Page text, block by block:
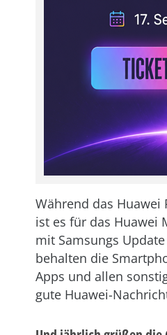
Während das
ist es für das Huawei
mit Samsungs
behalten die
Apps und allen
gute Huawei-